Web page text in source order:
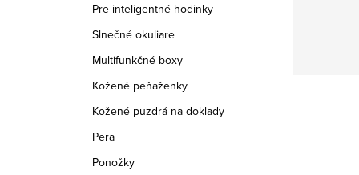
Pre inteligentné hodinky
Slnečné okuliare
Multifunkčné boxy
Kožené peňaženky
Kožené puzdrá na doklady
Pera
Ponožky